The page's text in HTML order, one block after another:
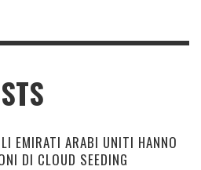
EMIRATI ARABI UNITI HANNO
DI CLOUD SEEDING